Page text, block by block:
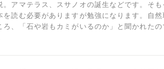
。アマテラス、スサノオの誕生などです。そ
を読む必要がありますが勉強になります。自然
ろ、「石や岩もカミがいるのか」と聞かれた